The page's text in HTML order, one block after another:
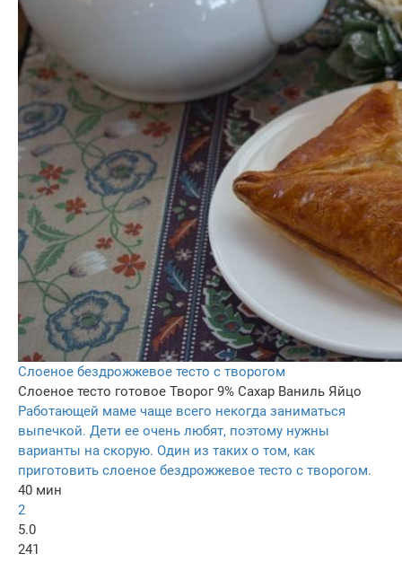
Слоеное бездрожжевое тесто с творогом
Слоеное тесто готовое Творог 9% Сахар Ваниль Яйцо
Работающей маме чаще всего некогда заниматься
выпечкой. Дети ее очень любят, поэтому нужны
варианты на скорую. Один из таких о том, как
приготовить слоеное бездрожжевое тесто с творогом.
40 мин
2
5.0
241